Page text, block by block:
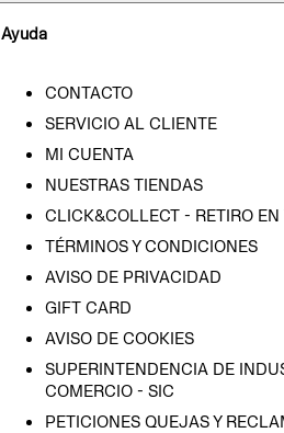
Ayuda
CONTACTO
SERVICIO AL CLIENTE
MI CUENTA
NUESTRAS TIENDAS
CLICK&COLLECT - RETIRO EN
TÉRMINOS Y CONDICIONES
AVISO DE PRIVACIDAD
GIFT CARD
AVISO DE COOKIES
SUPERINTENDENCIA DE
COMERCIO - SIC
PETICIONES QUEJAS Y